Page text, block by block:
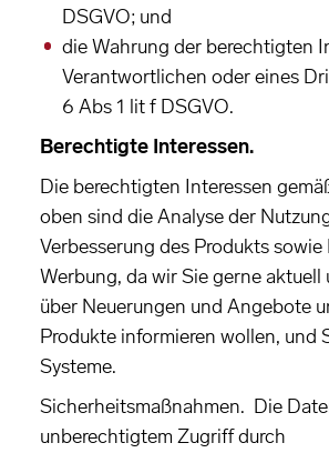
DSGVO; und
die Wahrung der berechtigten
Verantwortlichen oder eines
6 Abs 1 lit f DSGVO.
Berechtigte Interessen.
Die berechtigten Interessen
oben sind die Analyse der
Verbesserung des Produkts
Werbung, da wir Sie gerne aktuell
über Neuerungen und Angebote
Produkte informieren wollen, und
Systeme.
Sicherheitsmaßnahmen. Die
unberechtigtem Zugriff durch